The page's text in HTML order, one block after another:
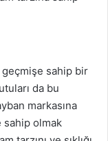
sahip bir
da bu
markasına
sahip olmak